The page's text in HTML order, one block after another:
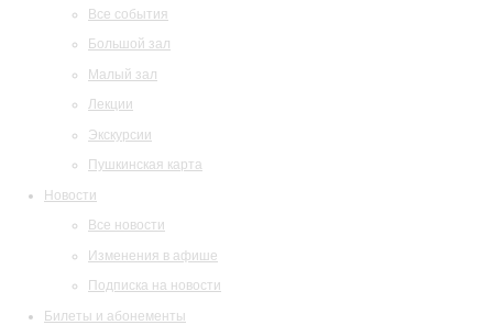
Все события
Большой зал
Малый зал
Лекции
Экскурсии
Пушкинская карта
Новости
Все новости
Изменения в афише
Подписка на новости
Билеты и абонементы